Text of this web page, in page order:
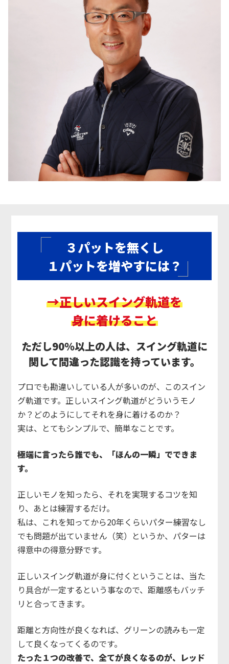
３パットを無くし
１パットを増やすには？
→正しいスイング軌道を
身に着けること
ただし90％以上の人は、スイング軌道に
関して間違った認識を持っています。
プロでも勘違いしている人が多いのが、このスイン
グ軌道です。正しいスイング軌道がどういうモノ
か？どのようにしてそれを身に着けるのか？
実は、とてもシンプルで、簡単なことです。
極端に言ったら誰でも、「ほんの一瞬」でできま
す。
正しいモノを知ったら、それを実現するコツを知
り、あとは練習するだけ。
私は、これを知ってから20年くらいパター練習なし
でも問題が出ていません（笑）というか、パターは
得意中の得意分野です。
正しいスイング軌道が身に付くということは、当た
り具合が一定するという事なので、距離感もバッチ
リと合ってきます。
距離と方向性が良くなれば、グリーンの読みも一定
して良くなってくるのです。
たった１つの改善で、全てが良くなるのが、レッド